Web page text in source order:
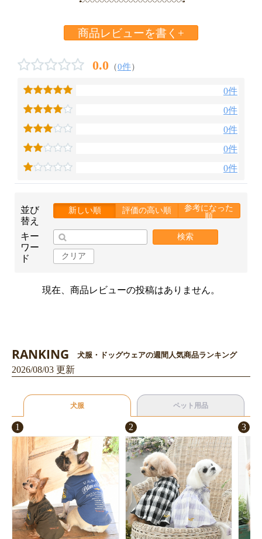
お買い物を続ける カートへ進む
商品レビューを書く+
0.0 （0件）
0件
0件
0件
0件
0件
並び
替え
新しい順 評価の高い順
参考になった
順
キー
ワー
ド
検索
クリア
現在、商品レビューの投稿はありません。
RANKING 犬服・ドッグウェアの週間人気商品ランキング
2026/08/03 更新
犬服 ペット用品
1 2 3